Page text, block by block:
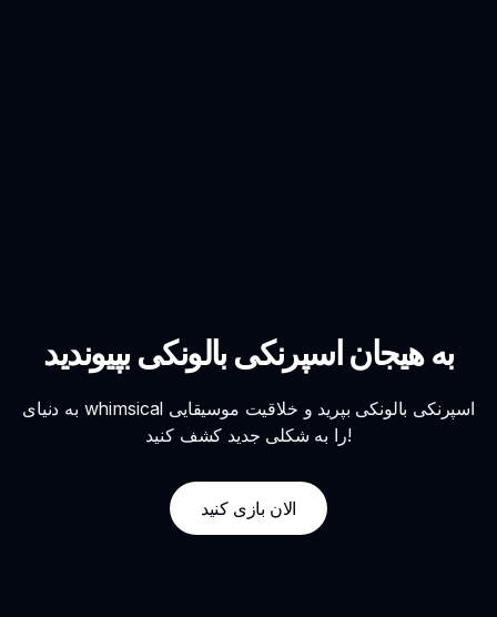
به هیجان اسپرنکی بالونکی بپیوندید
به دنیای whimsical اسپرنکی بالونکی بپرید و خلاقیت موسیقایی
را به شکلی جدید کشف کنید!
الان بازی کنید